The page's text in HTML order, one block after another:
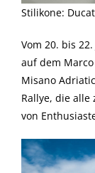
Stilikone:
Vom 20. bis
auf dem
Misano
Rallye, die
von